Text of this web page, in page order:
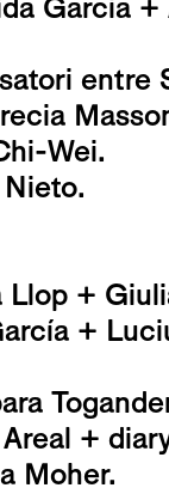
entre
Wei.
+
+
+
Moher.